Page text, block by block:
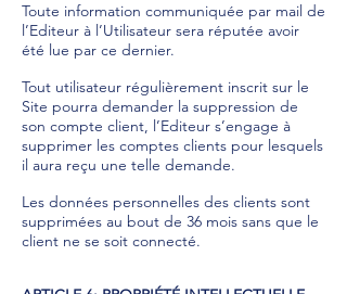
Toute information communiquée par mail de
l’Editeur à l’Utilisateur sera réputée avoir
été lue par ce dernier.
Tout utilisateur régulièrement inscrit sur le
Site pourra demander la suppression de
son compte client, l’Editeur s’engage à
supprimer les comptes clients pour lesquels
il aura reçu une telle demande.
Les données personnelles des clients sont
supprimées au bout de 36 mois sans que le
client ne se soit connecté.